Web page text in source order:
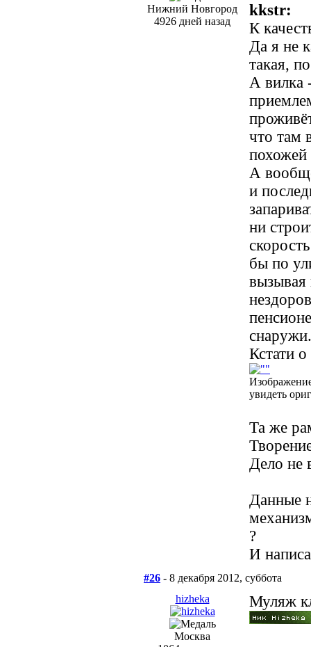
Нижний Новгород
4926 дней назад
kkstr:
К
Да я не
такая,
А вилка
что там
А
и
ни
бы по
снаружи.
Кстати
увидеть
Та же
Дело не
Данные
?
И
#26 - 8 декабря 2012, суббота
hizheka
Москва
Муляж